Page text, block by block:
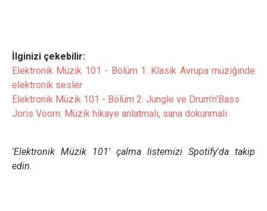
İlginizi çekebilir:
Elektronik Müzik 101 - Bölüm 1: Klasik Avrupa müziğinde
elektronik sesler
Elektronik Müzik 101 - Bölüm 2: Jungle ve Drum'n'Bass
Joris Voorn: Müzik hikaye anlatmalı, sana dokunmalı
'Elektronik Müzik 101' çalma listemizi Spotify'da takip
edin.